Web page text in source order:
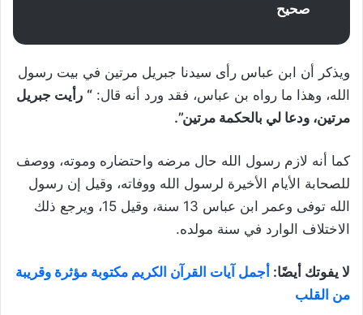
صحيح
ويذكر أن ابن عباس رأى سيدنا جبريل مرتين في بيت رسول
الله، وهذا ما رواه بن عباس، فقد ورد أنه قال: “ رأيت جبريل
مرتين، ودعا لي بالحكمة مرتين”.
كما أنه لازم رسول الله حال مرضه واحتضاره وموته، ووصف
للصحابة الأيام الأخيرة لرسول الله ووفاته، وقيل إن رسول
الله توفى وعمر ابن عباس 13 سنة، وقيل 15، ويرجع ذلك
الاختلاف الوارد في سنة مولده.
لا يفوتك أيضًا: أجمل آيات القرآن الكريم مكتوبة مؤثرة وقريبة
من القلب